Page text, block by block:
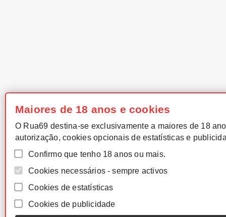
Maiores de 18 anos e cookies
O Rua69 destina-se exclusivamente a maiores de 18
autorização, cookies opcionais de estatísticas e
Confirmo que tenho 18 anos ou mais.
Cookies necessários - sempre activos
Cookies de estatísticas
Cookies de publicidade